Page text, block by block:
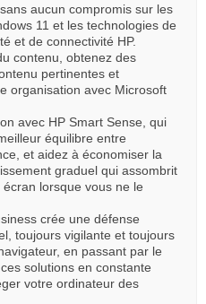
aucun compromis sur les
11 et les technologies de
et de connectivité HP.
contenu, obtenez des
pertinentes et
organisation avec Microsoft
avec HP Smart Sense, qui
équilibre entre
et aidez à économiser la
graduel qui assombrit
lorsque vous ne le
crée une défense
toujours vigilante et toujours
en passant par le
solutions en constante
votre ordinateur des